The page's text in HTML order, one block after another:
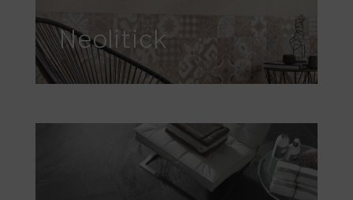
Neolitick